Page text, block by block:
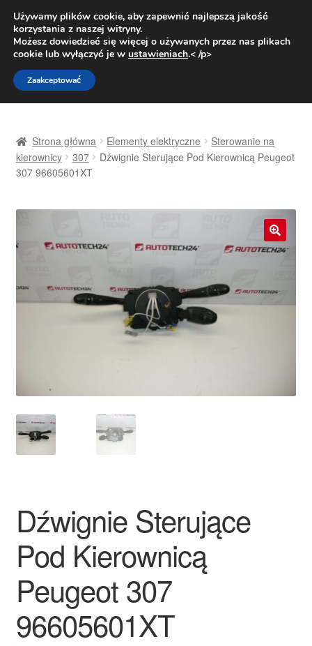
DOSTAWA od 31 zł
Pn.-pt. 9:00-16:00800 003 167
Przejdź
do
nawigacji
Przejdź
do
treści
Dostawa
O nas
Procedura reklamacyjna
Skarga
Zamówienia
Zasady i warunki
Strona główna Elementy elektryczne
Sterowanie na
kierownicy
307
Dźwignie Sterujące Pod Kierownicą Peugeot
307 96605601XT
🔍
Dźwignie Sterujące
Pod Kierownicą
Peugeot 307
96605601XT
Używamy plików cookie, aby zapewnić najlepszą jakość
korzystania z naszej witryny.
Możesz dowiedzieć się więcej o używanych przez nas plikach
cookie lub wyłączyć je w ustawieniach.< /p>
Zaakceptować